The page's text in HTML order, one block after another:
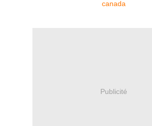
Publicité